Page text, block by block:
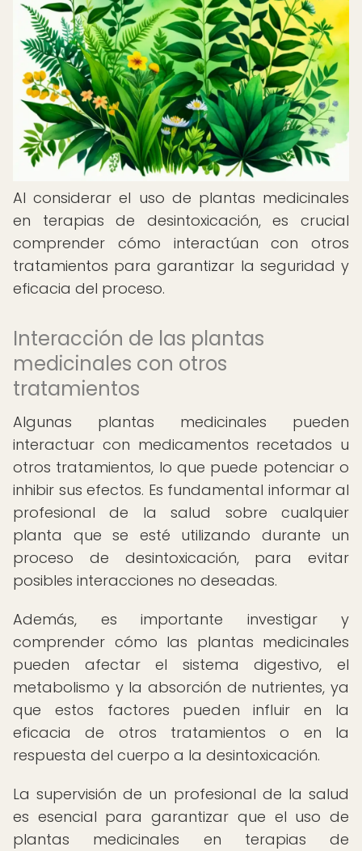
Al considerar el uso de plantas medicinales
en terapias de desintoxicación, es crucial
comprender cómo interactúan con otros
tratamientos para garantizar la seguridad y
eficacia del proceso.
Interacción de las plantas
medicinales con otros
tratamientos
Algunas plantas medicinales pueden
interactuar con medicamentos recetados u
otros tratamientos, lo que puede potenciar o
inhibir sus efectos. Es fundamental informar al
profesional de la salud sobre cualquier
planta que se esté utilizando durante un
proceso de desintoxicación, para evitar
posibles interacciones no deseadas.
Además, es importante investigar y
comprender cómo las plantas medicinales
pueden afectar el sistema digestivo, el
metabolismo y la absorción de nutrientes, ya
que estos factores pueden influir en la
eficacia de otros tratamientos o en la
respuesta del cuerpo a la desintoxicación.
La supervisión de un profesional de la salud
es esencial para garantizar que el uso de
plantas medicinales en terapias de